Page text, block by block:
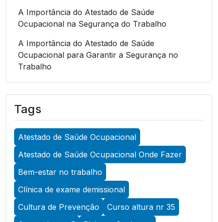
A Importância do Atestado de Saúde
Ocupacional na Segurança do Trabalho
A Importância do Atestado de Saúde
Ocupacional para Garantir a Segurança no
Trabalho
A Importância do Atestado de Saúde
Ocupacional para Garantir a Segurança no
Trabalho
A Importância do Atestado de Saúde
Ocupacional para Promover a Segurança no
Trabalho
A Importância do Exame Admissional para
Garantir a Saúde Ocupacional Eficiente
A Importância do Exame ASO para Garantir a
Saúde Ocupacional Eficiente
Tags
Atestado de Saúde Ocupacional
Atestado de Saúde Ocupacional Onde Fazer
Bem-estar no trabalho
Clínica de exame demissional
Cultura de Prevenção
Curso altura nr 35